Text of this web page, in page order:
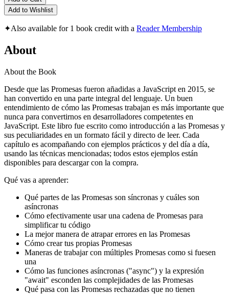
Add to Wishlist
✦Also available for 1 book credit with a Reader Membership
About
About the Book
Desde que las Promesas fueron añadidas a JavaScript en 2015, se
han convertido en una parte integral del lenguaje. Un buen
entendimiento de cómo las Promesas trabajan es más importante que
nunca para convertirnos en desarrolladores competentes en
JavaScript. Este libro fue escrito como introducción a las Promesas y
sus peculiaridades en un formato fácil y directo de leer. Cada
capítulo es acompañando con ejemplos prácticos y del día a día,
usando las técnicas mencionadas; todos estos ejemplos están
disponibles para descargar con la compra.
Qué vas a aprender:
Qué partes de las Promesas son síncronas y cuáles son
asíncronas
Cómo efectivamente usar una cadena de Promesas para
simplificar tu código
La mejor manera de atrapar errores en las Promesas
Cómo crear tus propias Promesas
Maneras de trabajar con múltiples Promesas como si fuesen
una
Cómo las funciones asíncronas ("async") y la expresión
"await" esconden las complejidades de las Promesas
Qué pasa con las Promesas rechazadas que no tienen